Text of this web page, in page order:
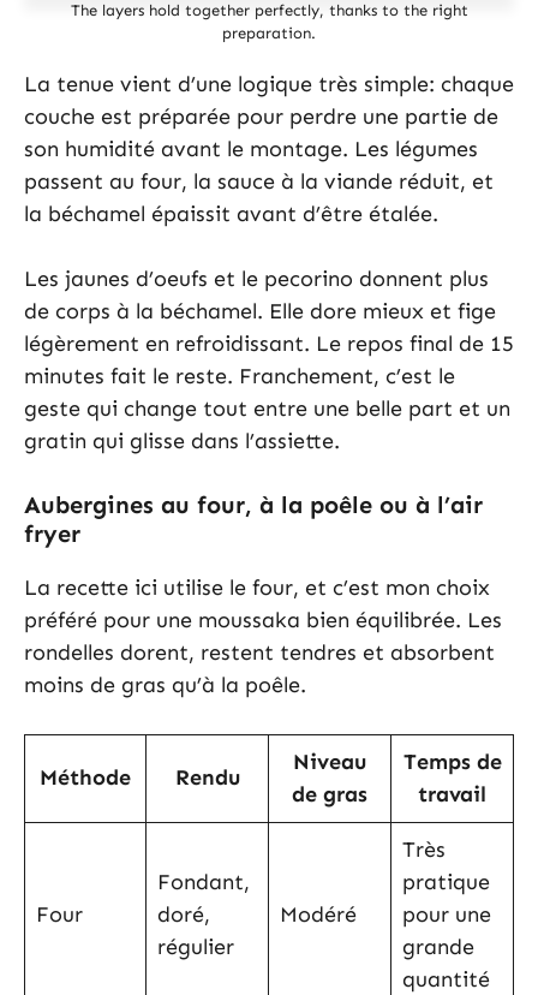
The layers hold together perfectly, thanks to the right
preparation.
La tenue vient d’une logique très simple: chaque
couche est préparée pour perdre une partie de
son humidité avant le montage. Les légumes
passent au four, la sauce à la viande réduit, et
la béchamel épaissit avant d’être étalée.
Les jaunes d’oeufs et le pecorino donnent plus
de corps à la béchamel. Elle dore mieux et fige
légèrement en refroidissant. Le repos final de 15
minutes fait le reste. Franchement, c’est le
geste qui change tout entre une belle part et un
gratin qui glisse dans l’assiette.
Aubergines au four, à la poêle ou à l’air
fryer
La recette ici utilise le four, et c’est mon choix
préféré pour une moussaka bien équilibrée. Les
rondelles dorent, restent tendres et absorbent
moins de gras qu’à la poêle.
Méthode Rendu
Niveau
de gras
Temps de
travail
Four
Fondant,
doré,
régulier
Modéré
Très
pratique
pour une
grande
quantité